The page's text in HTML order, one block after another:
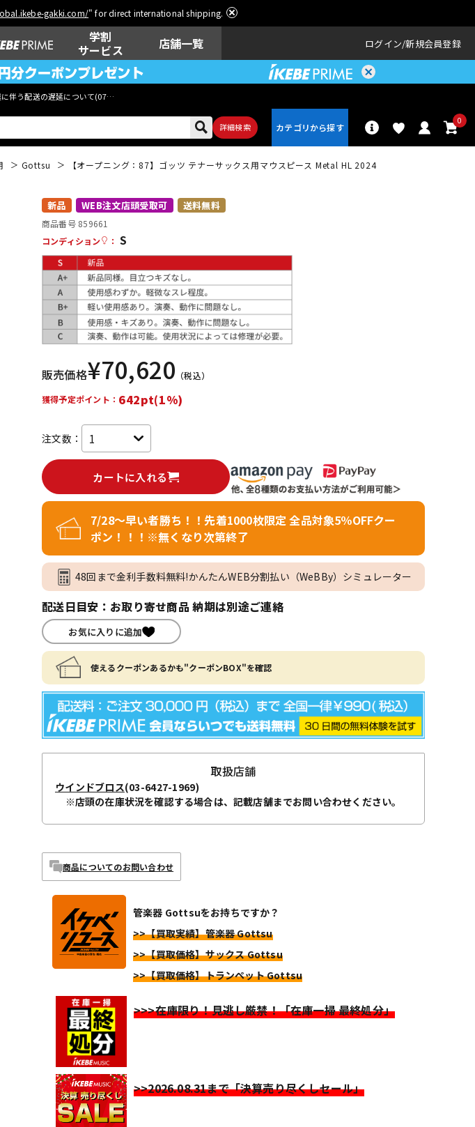
gakki.com/" for direct international shipping.
学割
サービス
店舗一覧 ログイン 新規会員登録
伴う配送の遅延について(07月29日
詳細検索
0
ウクレレ ドラム
その他楽器
レコーディン
グ機器
配信/ライブ
機器
Gottsu 【オープニング：87】ゴッツ テナーサックス用マウスピース Metal HL 2024
新品 WEB注文店頭受取可 送料無料
商品番号 859661
コンディション
： S
販売価格¥70,620 （税込）
獲得予定ポイント： 642pt(1%)
注文数：
カートに入れる
7/28～早い者勝ち！！先着1000枚限定 全品対象5％OFFクー
ポン！！！※無くなり次第終了
48回まで金利手数料無料!かんたんWEB分割払い（WeBBy）シミュレーター
配送日目安：お取り寄せ商品 納期は別途ご連絡
お気に入りに追加
使えるクーポンあるかも"クーポンBOX"を確認
取扱店舗
ウインドブロス(03-6427-1969)
※店頭の在庫状況を確認する場合は、記載店舗までお問い合わせください。
商品についてのお問い合わせ
管楽器 Gottsuをお持ちですか？
>>【買取実績】管楽器 Gottsu
>>【買取価格】サックス Gottsu
>>【買取価格】トランペット Gottsu
>>>在庫限り！見逃し厳禁！「在庫一掃 最終処分」
>>2026.08.31まで「決算売り尽くしセール」